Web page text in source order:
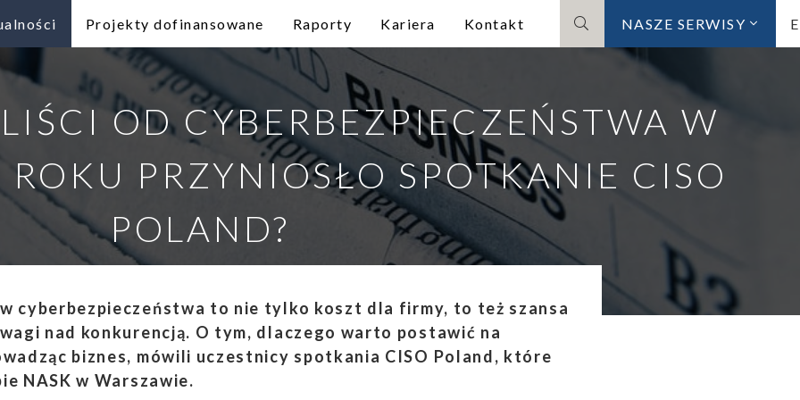
Projekty dofinansowane Raporty Kariera
Kontakt
NASZE SERWISY
OD CYBERBEZPIECZEŃSTWA W
PRZYNIOSŁO SPOTKANIE CISO
POLAND?
cyberbezpieczeństwa to nie tylko koszt dla firmy, to też szansa
nad konkurencją. O tym, dlaczego warto postawić na
biznes, mówili uczestnicy spotkania CISO Poland, które
NASK w Warszawie.